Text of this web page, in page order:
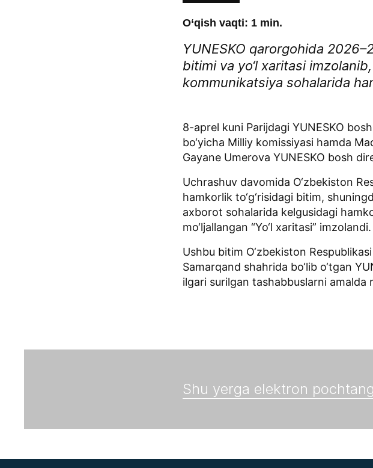
O‘qish vaqti: 1 min.
YUNESKO qarorgohida
bitimi va yo‘l xaritasi
kommunikatsiya sohalarida
8-aprel kuni Parijdagi YUNESKO
bo‘yicha Milliy komissiyasi hamda
Gayane Umerova YUNESKO bosh
Uchrashuv davomida O‘zbekiston
hamkorlik to‘g‘risidagi bitim,
axborot sohalarida kelgusidagi
mo‘ljallangan “Yo‘l xaritasi” imzolandi.
Ushbu bitim O‘zbekiston
Samarqand shahrida bo‘lib o‘tgan
ilgari surilgan tashabbuslarni amalda